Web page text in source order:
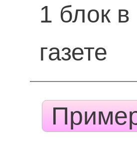
1 блок в
газете